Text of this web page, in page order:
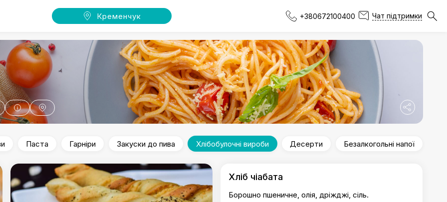
Кременчук +380672100400 Чат підтримки
Паста Гарніри Закуски до пива Хлібобулочні вироби Десерти Безалкогольні напої
Хліб чіабата
Борошно пшеничне, олія, дріжджі, сіль.